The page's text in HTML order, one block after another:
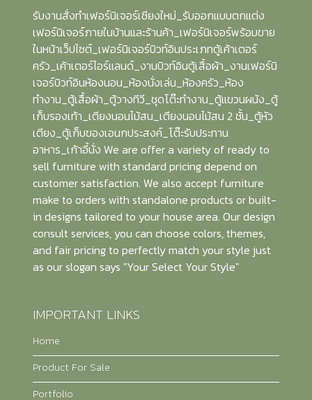
รับงานสั่งทำเฟอร์นิเจอร์เชียงใหม่_รับออกแบบตกแต่ง
เฟอร์นิเจอร์ภายในบ้านและร้านค้า_เฟอร์นิเจอร์พร้อมขาย
ในหน้าเว็ปไซต์_เฟอร์นิเจอร์บิวท์อินประเภทตู้เค้าเตอร์
ครัว_เค้าเตอร์ไอร์แลนด์_งานบิวท์อินตู้เสื้อผ้า_งานเฟอร์นิ
เจอร์บิวท์อินห้องนอน_ห้องนั่งเล่น_ห้องครัว_ห้อง
ทำงาน_ตู้เสื้อผ้า_ตู้วางทีวี_ชุดโต๊ะทำงาน_ตู้แขวนผนัง_ตู้
เก็บรองเท้า_เตียงนอนไม้สน_เตียงนอนไม้สน 2 ชั้น_ตู้หัว
เตียง_ตู้เก็บของเอนกประสงค์_โต๊ะรับประทาน
อาหาร_เก้าอี้นั่ง We are offer a variety of ready to
sell furniture with standard pricing depend on
customer satisfaction. We also accept furniture
make to orders with standalone products or built-
in designs tailored to your house area. Our design
consult services, you can choose colors, themes,
and fair pricing to perfectly match your style just
as our slogan says "Your Select Your Style"
IMPORTANT LINKS
Home
Product For Sale
Portfolio